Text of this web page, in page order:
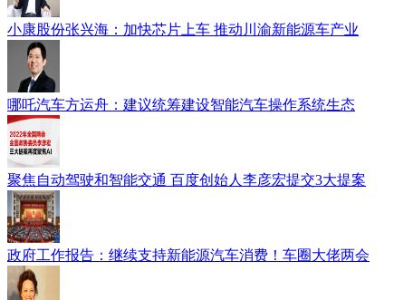
小康股份张兴海：加快芯片上车 推动川渝新能源车产业
哪吒汽车方运舟：建议统筹建设智能汽车操作系统生态
聚焦自动驾驶和智能交通 百度创始人李彦宏提交3大提案
政府工作报告：继续支持新能源汽车消费！车圈大佬两会